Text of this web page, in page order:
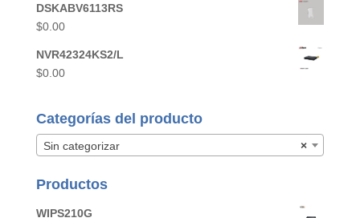
DSKABV6113RS
$0.00
NVR42324KS2/L
$0.00
Categorías del producto
×
Sin categorizar
Productos
WIPS210G